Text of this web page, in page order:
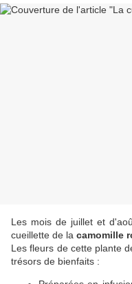
Les mois de juillet et
cueillette de la camomille
Les fleurs de cette plante
trésors de bienfaits :